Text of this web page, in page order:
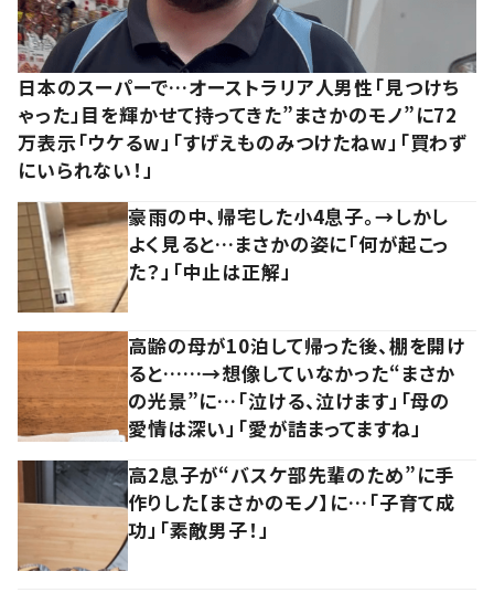
日本のスーパーで…オーストラリア人男性「見つけち
ゃった」目を輝かせて持ってきた”まさかのモノ”に72
万表示「ウケるw」「すげえものみつけたねw」「買わず
にいられない！」
豪雨の中、帰宅した小4息子。→しかし
よく見ると…まさかの姿に「何が起こっ
た？」「中止は正解」
高齢の母が10泊して帰った後、棚を開け
ると……→想像していなかった“まさか
の光景”に…「泣ける、泣けます」「母の
愛情は深い」「愛が詰まってますね」
高2息子が“バスケ部先輩のため”に手
作りした【まさかのモノ】に…「子育て成
功」「素敵男子！」